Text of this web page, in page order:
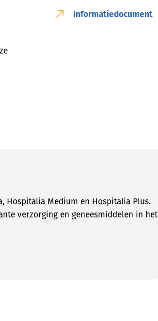
Informatiedocument
Hospitalia Medium en Hospitalia Plus.
verzorging en geneesmiddelen in het